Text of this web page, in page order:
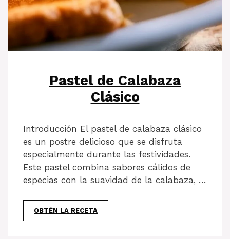
Pastel de Calabaza
Clásico
Introducción El pastel de calabaza clásico
es un postre delicioso que se disfruta
especialmente durante las festividades.
Este pastel combina sabores cálidos de
especias con la suavidad de la calabaza, …
OBTÉN LA RECETA